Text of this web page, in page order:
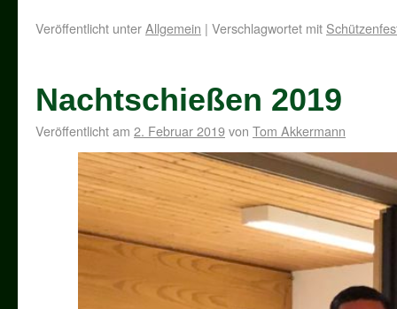
Veröffentlicht unterAllgemein | Verschlagwortet mit
Nachtschießen 2019
Veröffentlicht am 2. Februar 2019von Tom Akkermann